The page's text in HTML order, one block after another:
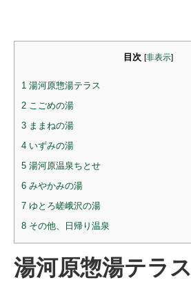
目次 [非表示]
1 湯河原惣湯テラス
2 こごめの湯
3 ままねの湯
4 いずみの湯
5 湯河原温泉ちとせ
6 みやかみの湯
7 ゆとろ嵯峨沢の湯
8 その他、日帰り温泉
湯河原惣湯テラス